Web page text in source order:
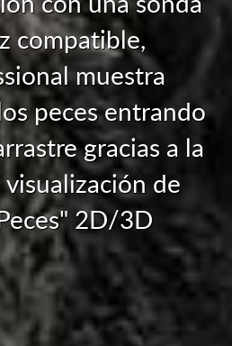
compatible,
muestra
peces entrando
gracias a la
de
2D/3D